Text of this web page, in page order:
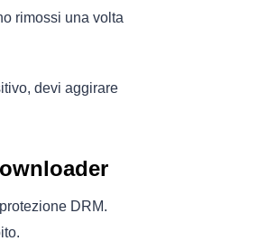
rimossi una volta
devi aggirare
DRM.